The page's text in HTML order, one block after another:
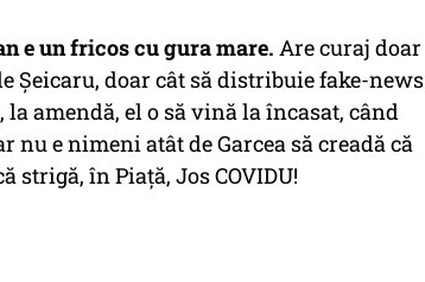
e un fricos cu gura mare. Are curaj doar
Șeicaru, doar cât să distribuie fake-news
amendă, el o să vină la încasat, când
nu e nimeni atât de Garcea să creadă că
în Piață, Jos COVIDU!